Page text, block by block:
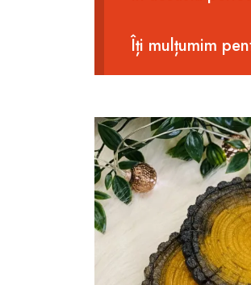
Îți mulțumim